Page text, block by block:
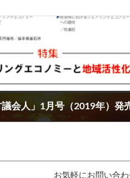
議会人」1月号（2019年）発
お気軽にお問い合